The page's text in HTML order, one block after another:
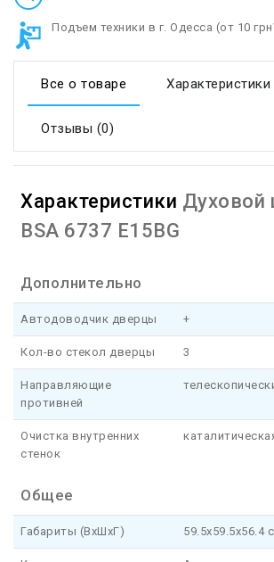
Подъем техники в г. Одесса (от 10
Все о товаре Характеристики
Отзывы (0)
Характеристики Духовой
BSA 6737 E15BG
Дополнительно
Автодоводчик дверцы +
Кол-во стекол дверцы 3
Направляющие
противней
Очистка внутренних
стенок
Общее
Габариты (ВхШхГ) 59.5x59.5x56.4